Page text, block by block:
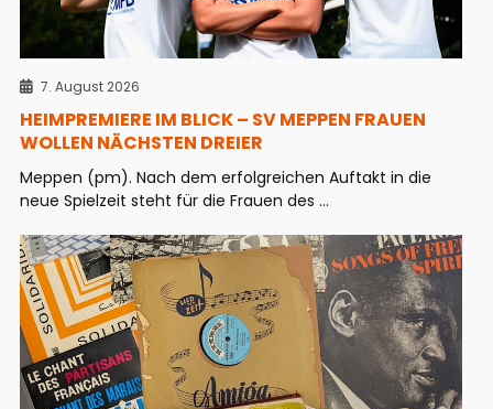
7. August 2026
HEIMPREMIERE IM BLICK – SV MEPPEN FRAUEN
WOLLEN NÄCHSTEN DREIER
Meppen (pm). Nach dem erfolgreichen Auftakt in die
neue Spielzeit steht für die Frauen des ...